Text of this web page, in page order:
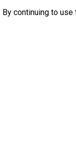
continuing to